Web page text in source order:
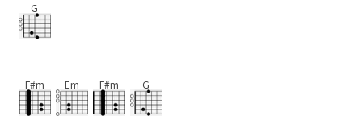
G
F#m Em F#m G